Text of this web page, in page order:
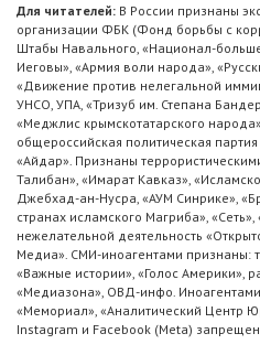
Для читателей: В России признаны
организации ФБК (Фонд борьбы с
Штабы Навального, «Национал-
Иеговы», «Армия воли народа»,
«Движение против нелегальной
УНСО, УПА, «Тризуб им. Степана
«Меджлис крымскотатарского
общероссийская политическая
«Айдар». Признаны
Талибан», «Имарат Кавказ»,
Джебхад-ан-Нусра, «АУМ Синрике»,
странах исламского Магриба»,
нежелательной деятельность
Медиа». СМИ-иноагентами признаны:
«Важные истории», «Голос Америки»,
«Медиазона», ОВД-инфо.
«Мемориал», «Аналитический Центр
Instagram и Facebook (Metа)